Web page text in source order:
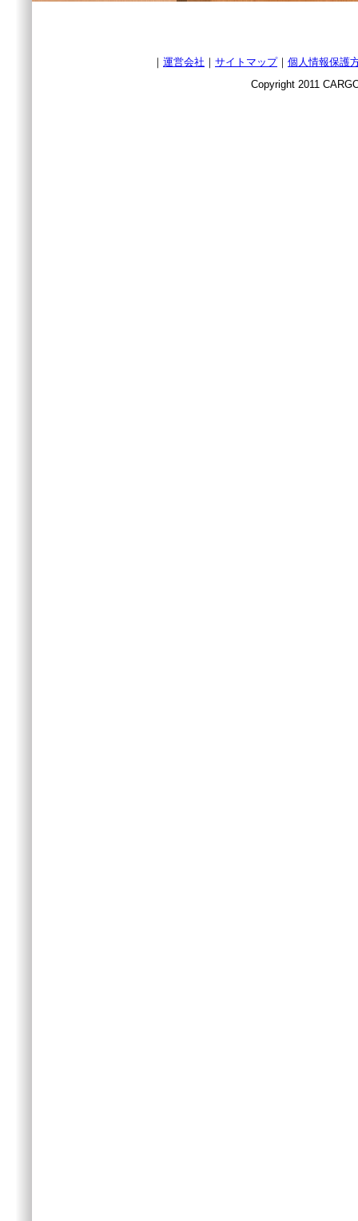
｜ 運営会社 ｜ サイトマップ｜ 個人情報保護
Copyright 2011